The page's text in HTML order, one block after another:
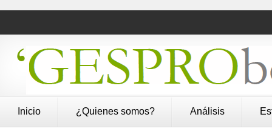
Inicio ¿Quienes somos? Análisis